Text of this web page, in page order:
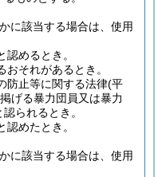
に該当する場合は、使用
めるとき。
それがあるとき。
防止等に関する法律(平
げる暴力団員又は暴力
られるとき。
めたとき。
に該当する場合は、使用